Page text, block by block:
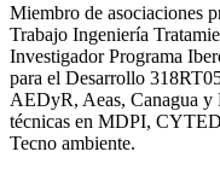
Miembro de asociaciones
Trabajo Ingeniería
Investigador Programa
para el Desarrollo
AEDyR, Aeas, Canagua y
técnicas en MDPI,
Tecno ambiente.